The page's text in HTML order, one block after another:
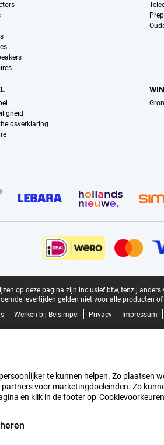
op deze pagina zijn inclusief btw, tenzij anders
levertijden gelden niet voor alle producten
Werken bij Belsimpel Privacy Impressum
te kunnen helpen. Zo plaatsen
voor marketingdoeleinden. Zo
en klik in de footer op